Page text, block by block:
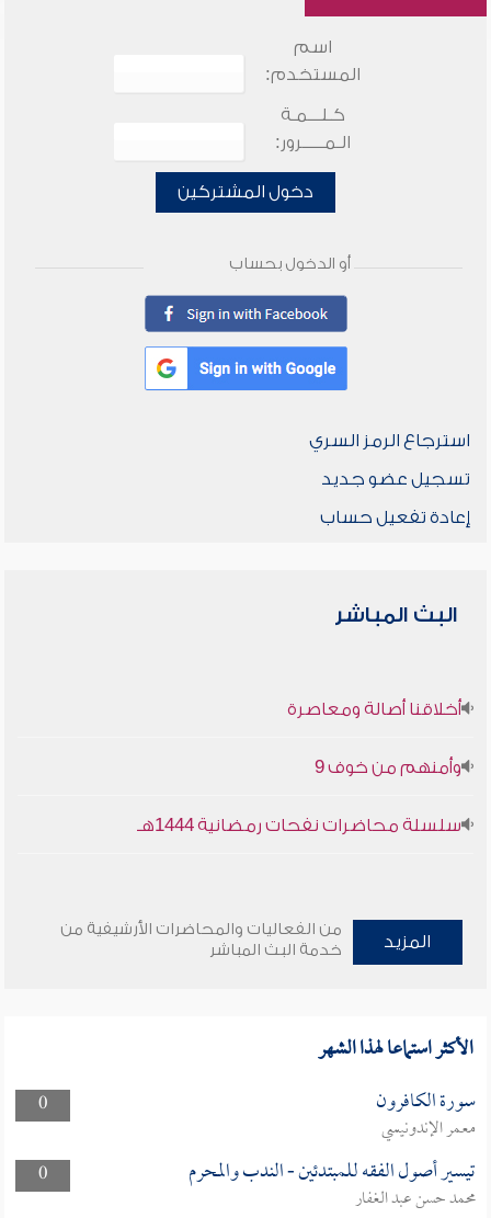
اسم
المستخدم:
كـلـــمـة
الـمـــــرور:
دخول المشتركين
أو الدخول بحساب
استرجاع الرمز السري
تسجيل عضو جديد
إعادة تفعيل حساب
البث المباشر
أخلاقنا أصالة ومعاصرة
وأمنهم من خوف 9
سلسلة محاضرات نفحات رمضانية 1444هـ
المزيد
من الفعاليات والمحاضرات الأرشيفية من
خدمة البث المباشر
الأكثر استماعا لهذا الشهر
0 سورة الكافرون
معمر الإندونيسي
0
تيسير أصول الفقه للمبتدئين - الندب والمحرم
محمد حسن عبد الغفار